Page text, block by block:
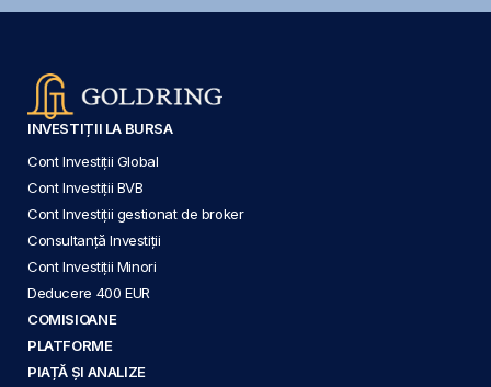
INVESTIȚII LA BURSA
Cont Investiții Global
Cont Investiții BVB
Cont Investiții gestionat de broker
Consultanță Investiții
Cont Investiții Minori
Deducere 400 EUR
COMISIOANE
PLATFORME
PIAȚĂ ȘI ANALIZE